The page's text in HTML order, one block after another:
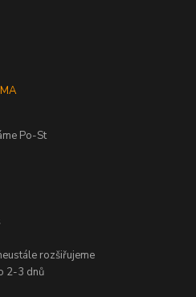
Po-St
rozšiřujeme
2-3 dnů